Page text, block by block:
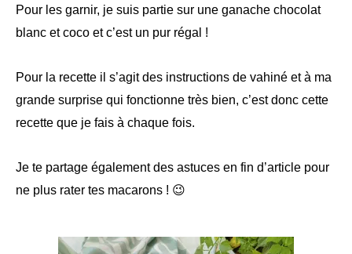
Pour les garnir, je suis partie sur une ganache chocolat
blanc et coco et c’est un pur régal !
Pour la recette il s’agit des instructions de vahiné et à ma
grande surprise qui fonctionne très bien, c’est donc cette
recette que je fais à chaque fois.
Je te partage également des astuces en fin d’article pour
ne plus rater tes macarons ! 😉